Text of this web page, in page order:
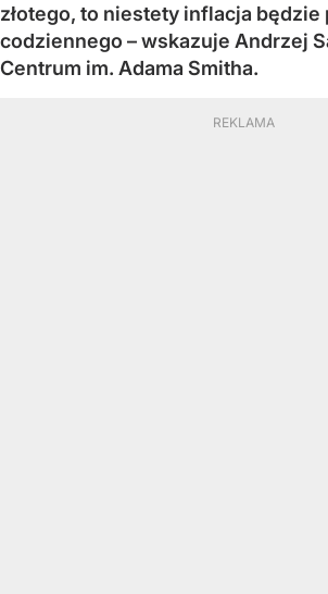
złotego, to niestety inflacja będzie
codziennego – wskazuje Andrzej
Centrum im. Adama Smitha.